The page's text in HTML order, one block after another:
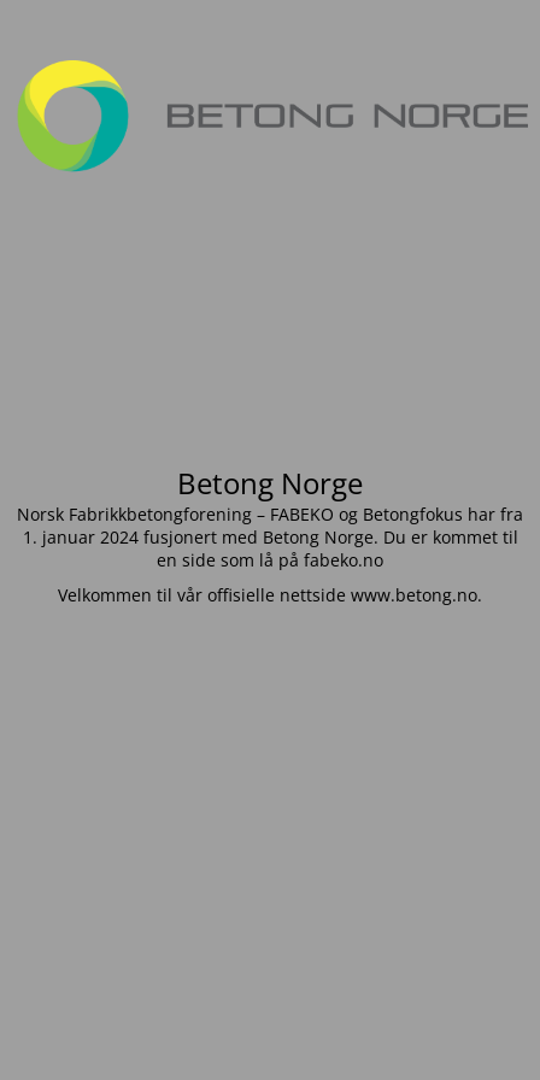
Betong Norge
Norsk Fabrikkbetongforening – FABEKO og Betongfokus har fra
1. januar 2024 fusjonert med Betong Norge. Du er kommet til
en side som lå på fabeko.no
Velkommen til vår offisielle nettside www.betong.no.